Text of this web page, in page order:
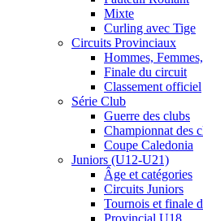
Mixte
Curling avec Tige
Circuits Provinciaux
Hommes,
Finale du circuit
Classement officiel
Série Club
Guerre des clubs
Championnat des
Coupe Caledonia
Juniors (U12-U21)
Âge et catégories
Circuits Juniors
Tournois et finale